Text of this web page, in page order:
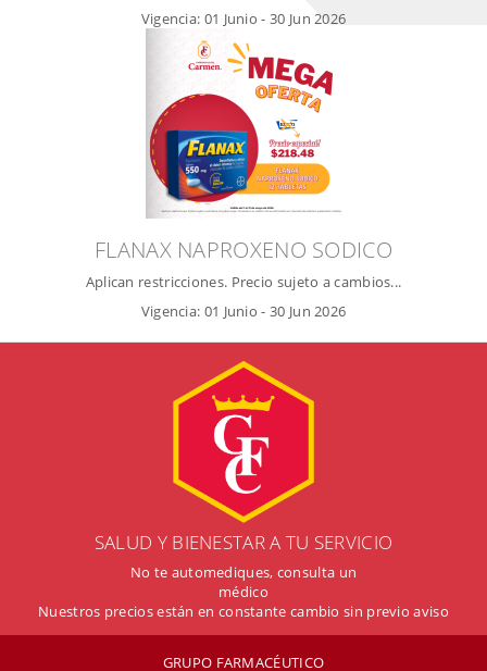
Vigencia: 01 Junio - 30 Jun 2026
FLANAX NAPROXENO SODICO
Aplican restricciones. Precio sujeto a cambios...
Vigencia: 01 Junio - 30 Jun 2026
SALUD Y BIENESTAR A TU SERVICIO
No te automediques, consulta un
médico
Nuestros precios están en constante cambio sin previo aviso
GRUPO FARMACÉUTICO